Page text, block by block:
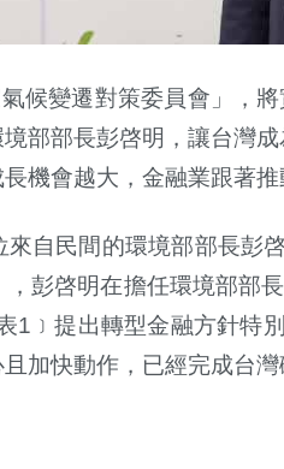
候變遷對策委員會」，
部部長彭啓明，讓台灣
機會越大，金融業跟著推
來自民間的環境部部長彭啓
，彭啓明在擔任環境部部
1﹞提出轉型金融方針特
加快動作，已經完成台